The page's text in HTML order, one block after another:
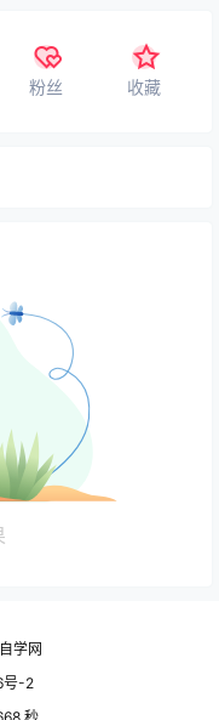
粉丝 收藏
学网
号-2